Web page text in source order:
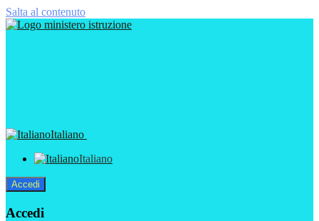
Salta al contenuto
Italiano
Italiano
Accedi
Accedi